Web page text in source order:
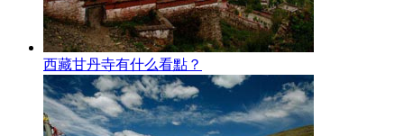
西藏甘丹寺有什么看點？